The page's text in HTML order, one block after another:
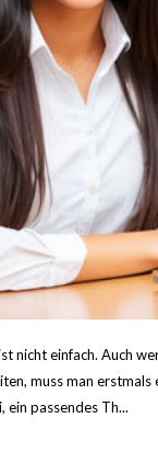
nicht einfach. Auch
muss man
ein passendes Th...